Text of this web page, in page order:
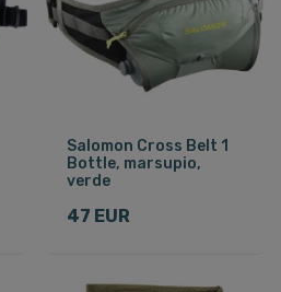
Salomon Cross Belt 1
Bottle, marsupio,
verde
47 EUR